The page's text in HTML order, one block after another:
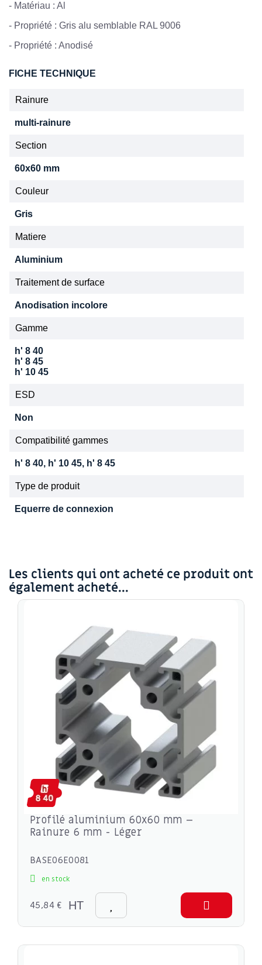
- Matériau : Al
- Propriété : Gris alu semblable RAL 9006
- Propriété : Anodisé
FICHE TECHNIQUE
Rainure
multi-rainure
Section
60x60 mm
Couleur
Gris
Matiere
Aluminium
Traitement de surface
Anodisation incolore
Gamme
h' 8 40
h' 8 45
h' 10 45
ESD
Non
Compatibilité gammes
h' 8 40, h' 10 45, h' 8 45
Type de produit
Equerre de connexion
Les clients qui ont acheté ce produit ont
également acheté...
Profilé aluminium 60x60 mm –
Rainure 6 mm - Léger
BASE06E0081
en stock
45,84 € HT